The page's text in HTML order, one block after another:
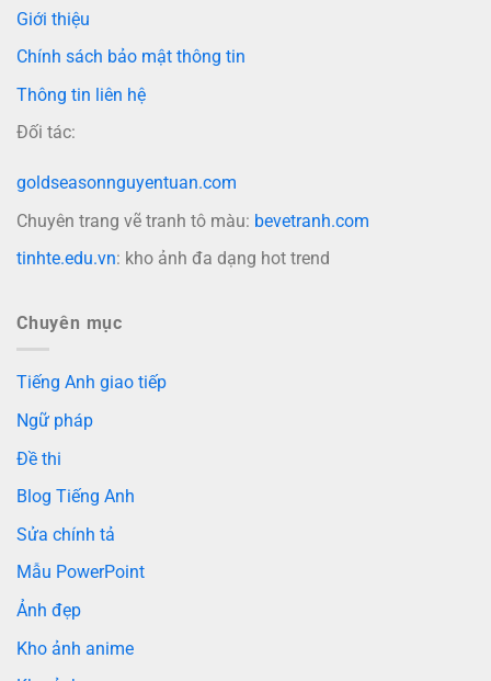
Giới thiệu
Chính sách bảo mật thông tin
Thông tin liên hệ
Đối tác:
goldseasonnguyentuan.com
Chuyên trang vẽ tranh tô màu: bevetranh.com
tinhte.edu.vn: kho ảnh đa dạng hot trend
Chuyên mục
Tiếng Anh giao tiếp
Ngữ pháp
Đề thi
Blog Tiếng Anh
Sửa chính tả
Mẫu PowerPoint
Ảnh đẹp
Kho ảnh anime